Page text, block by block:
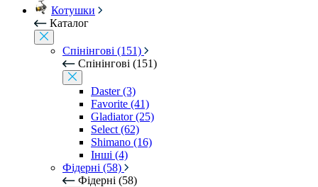
Котушки
Каталог
Спінінгові (151)
Спінінгові (151)
Daster (3)
Favorite (41)
Gladiator (25)
Select (62)
Shimano (16)
Інші (4)
Фідерні (58)
Фідерні (58)